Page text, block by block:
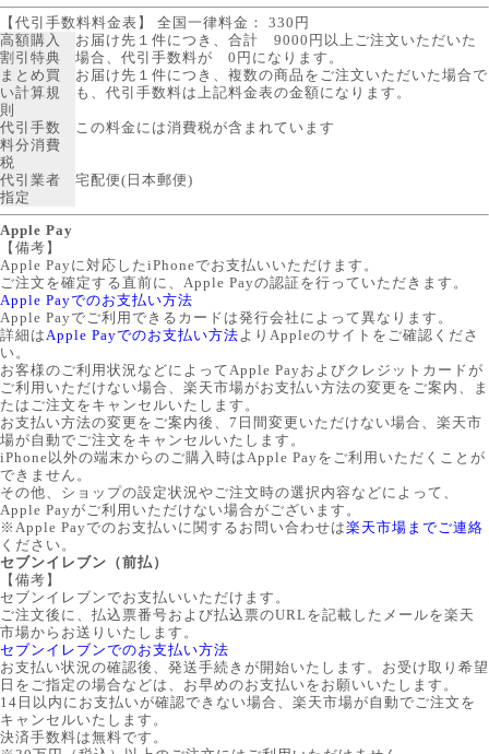
【代引手数料料金表】 全国一律料金： 330円
高額購入
割引特典
お届け先１件につき、合計 9000円以上ご注文いただいた
場合、代引手数料が 0円になります。
まとめ買
い計算規
則
お届け先１件につき、複数の商品をご注文いただいた場合で
も、代引手数料は上記料金表の金額になります。
代引手数
料分消費
税
この料金には消費税が含まれています
代引業者
指定
宅配便(日本郵便)
Apple Pay
【備考】
Apple Payに対応したiPhoneでお支払いいただけます。
ご注文を確定する直前に、Apple Payの認証を行っていただきます。
Apple Payでのお支払い方法
Apple Payでご利用できるカードは発行会社によって異なります。
詳細はApple Payでのお支払い方法よりAppleのサイトをご確認くださ
い。
お客様のご利用状況などによってApple Payおよびクレジットカードが
ご利用いただけない場合、楽天市場がお支払い方法の変更をご案内、ま
たはご注文をキャンセルいたします。
お支払い方法の変更をご案内後、7日間変更いただけない場合、楽天市
場が自動でご注文をキャンセルいたします。
iPhone以外の端末からのご購入時はApple Payをご利用いただくことが
できません。
その他、ショップの設定状況やご注文時の選択内容などによって、
Apple Payがご利用いただけない場合がございます。
※Apple Payでのお支払いに関するお問い合わせは楽天市場までご連絡
ください。
セブンイレブン（前払）
【備考】
セブンイレブンでお支払いいただけます。
ご注文後に、払込票番号および払込票のURLを記載したメールを楽天
市場からお送りいたします。
セブンイレブンでのお支払い方法
お支払い状況の確認後、発送手続きが開始いたします。お受け取り希望
日をご指定の場合などは、お早めのお支払いをお願いいたします。
14日以内にお支払いが確認できない場合、楽天市場が自動でご注文を
キャンセルいたします。
決済手数料は無料です。